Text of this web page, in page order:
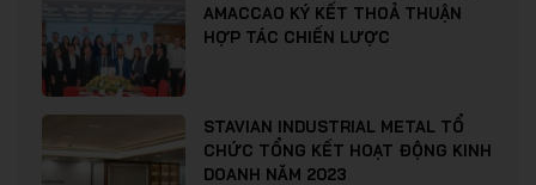
AMACCAO KÝ KẾT THOẢ THUẬN
HỢP TÁC CHIẾN LƯỢC
STAVIAN INDUSTRIAL METAL TỔ
CHỨC TỔNG KẾT HOẠT ĐỘNG KINH
DOANH NĂM 2023